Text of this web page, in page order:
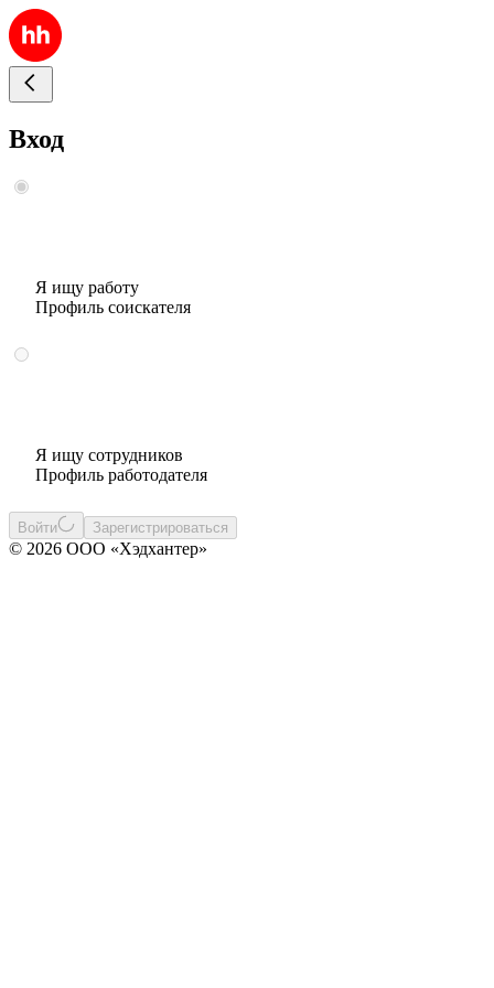
Вход
Я ищу работу
Профиль соискателя
Я ищу сотрудников
Профиль работодателя
Войти Зарегистрироваться
© 2026 ООО «Хэдхантер»